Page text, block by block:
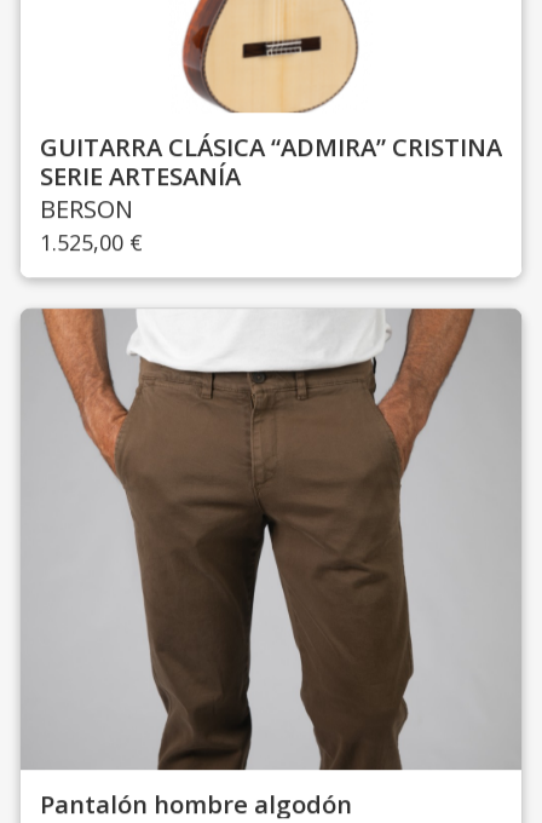
GUITARRA CLÁSICA “ADMIRA” CRISTINA
SERIE ARTESANÍA
BERSON
1.525,00 €
Pantalón hombre algodón